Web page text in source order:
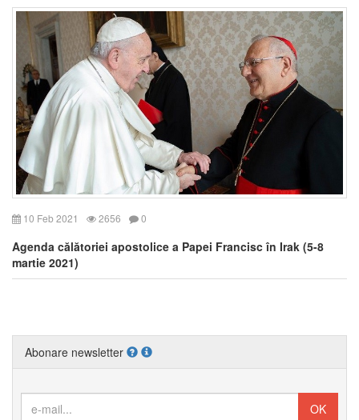
10 Feb 2021 2656 0
Agenda călătoriei apostolice a Papei Francisc în Irak (5-8
martie 2021)
Abonare newsletter